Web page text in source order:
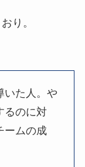
り。
いた人。や
るのに対
ームの成